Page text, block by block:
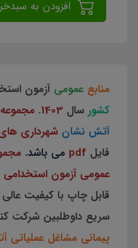
منابع عمومی آزمون
کشور سال 1403
.
آتش نشان شهرداری
فایل pdf می باشد.
عمومی آزمون
قابل چاپ با کیفیت
سریع داوطلبین شرکت
پیمانی مشاغل عملیاتی